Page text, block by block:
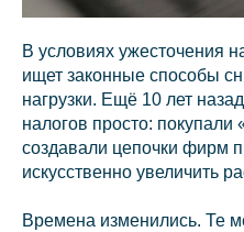
В условиях ужесточения
ищет законные способы
нагрузки. Ещё 10 лет
налогов просто:
создавали цепочки фирм
искусственно увеличить
Времена изменились. Те